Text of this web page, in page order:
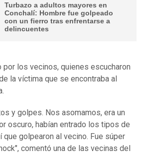
Turbazo a adultos mayores en
Conchalí: Hombre fue golpeado
con un fierro tras enfrentarse a
delincuentes
por los vecinos, quienes escucharon
la víctima que se encontraba al
y golpes. Nos asomamos, era un
oscuro, habían entrado los tipos de
que golpearon al vecino. Fue súper
comentó una de las vecinas del